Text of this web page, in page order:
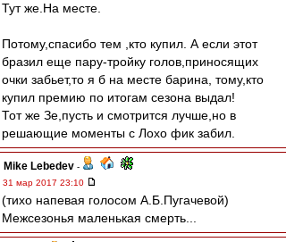
Тут же.На месте.
Потому,спасибо тем ,кто купил. А если этот
бразил еще пару-тройку голов,приносящих
очки забьет,то я б на месте барина, тому,кто
купил премию по итогам сезона выдал!
Тот же Зе,пусть и смотрится лучше,но в
решающие моменты с Лохо фик забил.
Mike Lebedev -
31 мар 2017 23:10
(тихо напевая голосом А.Б.Пугачевой)
Межсезонья маленькая смерть...